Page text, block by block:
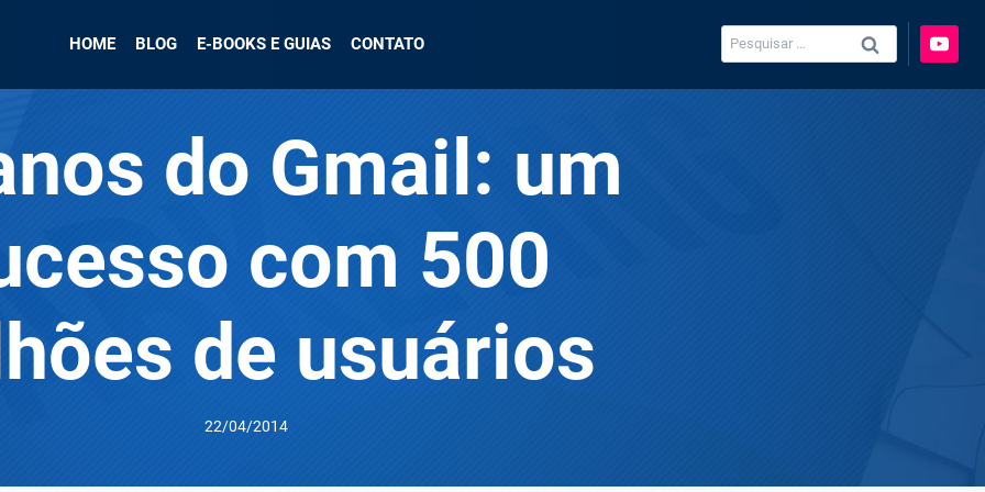
HOME BLOG E-BOOKS E GUIAS CONTATO
Pesquisar
por:
do Gmail: um
com 500
de usuários
22/04/2014